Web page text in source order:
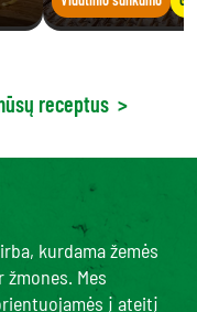
receptus >
kurdama žemės
Mes
į ateitį